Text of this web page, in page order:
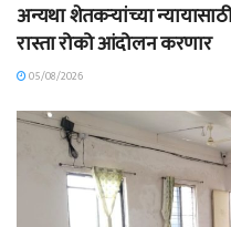
अन्यथा शेतकऱ्यांच्या
रास्ता रोको आंदोलन करणार
05/08/2026